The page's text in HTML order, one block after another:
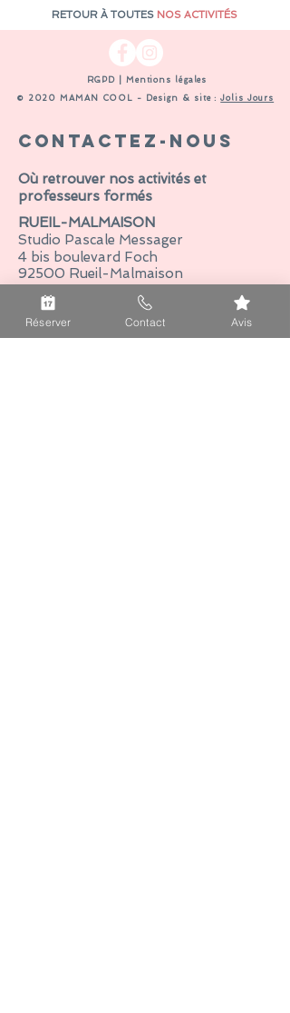
RETOUR À TOUTES NOS ACTIVITÉS
RGPD
Mentions légales
​© 2020 MAMAN COOL - Design & site :Jolis Jours
Contactez-nous
Où retrouver nos activités et
professeurs formés
RUEIL-MALMAISON
Studio Pascale Messager
4 bis boulevard Foch
92500 Rueil-Malmaison
Tel :06 81 87 62 07
E-mail :
hello@mamancoolfrance.fr
Réserver Contact Avis